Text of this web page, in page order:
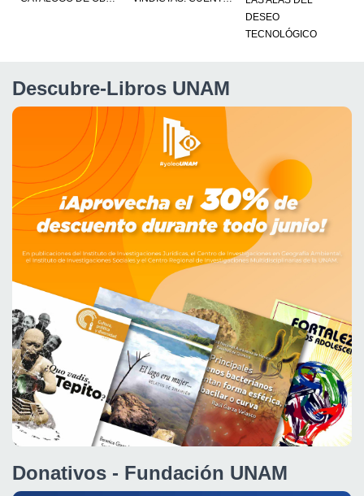
DESEO
TECNOLÓGICO
Descubre-Libros UNAM
Donativos - Fundación UNAM